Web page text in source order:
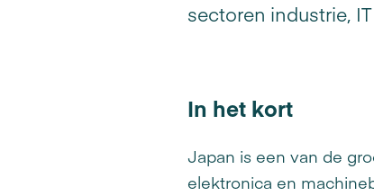
sectoren industrie,
In het kort
Japan is een van de
elektronica en